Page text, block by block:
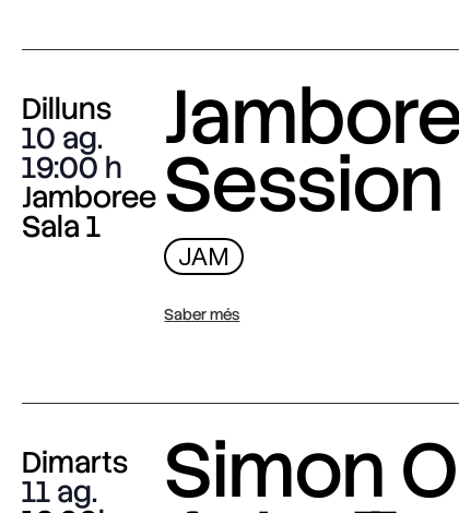
Dilluns
10 ag.
19:00
Jamboree
Sala 1 Session
JAM
Saber més
Dimarts
11 ag. Simon